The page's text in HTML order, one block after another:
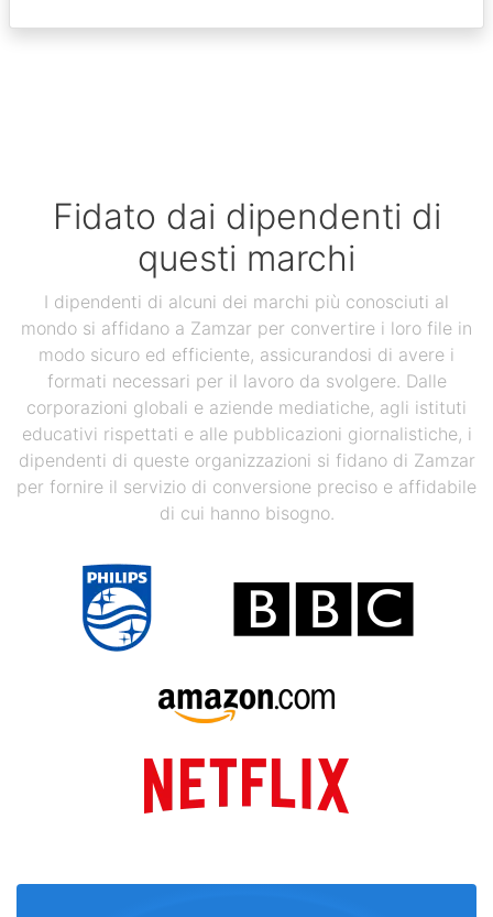
Fidato dai dipendenti di
questi marchi
I dipendenti di alcuni dei marchi più conosciuti al
mondo si affidano a Zamzar per convertire i loro file in
modo sicuro ed efficiente, assicurandosi di avere i
formati necessari per il lavoro da svolgere. Dalle
corporazioni globali e aziende mediatiche, agli istituti
educativi rispettati e alle pubblicazioni giornalistiche, i
dipendenti di queste organizzazioni si fidano di Zamzar
per fornire il servizio di conversione preciso e affidabile
di cui hanno bisogno.